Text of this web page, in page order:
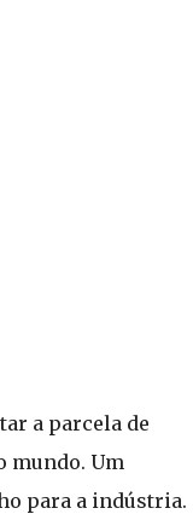
a parcela de
mundo. Um
para a indústria.